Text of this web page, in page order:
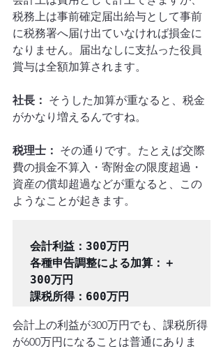
税務上は事前確定届出給与として事前
に税務署へ届け出ていなければ損金に
なりません。届出なしに支払った役員
賞与は全額加算されます。
社長： そうした加算が重なると、税金
がかなり増えるんですね。
税理士： その通りです。たとえば交際
費の損金不算入・寄附金の限度超過・
資産の償却超過などが重なると、この
ようなことが起きます。
会計利益：300万円
各種申告調整による加算：＋
300万円
会計上の利益が300万円でも、課税所得
が600万円になることは普通にありま